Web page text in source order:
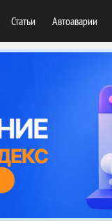
Статьи Автоаварии